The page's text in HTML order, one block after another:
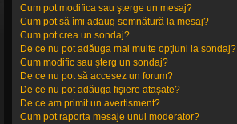
Cum pot modifica sau şterge un mesaj?
Cum pot să îmi adaug semnătură la mesaj?
Cum pot crea un sondaj?
De ce nu pot adăuga mai multe opţiuni la sondaj?
Cum modific sau şterg un sondaj?
De ce nu pot să accesez un forum?
De ce nu pot adăuga fişiere ataşate?
De ce am primit un avertisment?
Cum pot raporta mesaje unui moderator?